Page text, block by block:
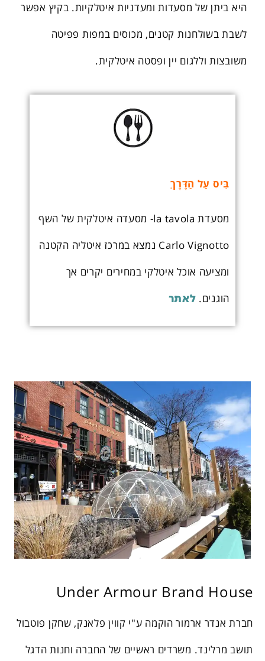
היא ביתן של מסעדות ומעדניות איטלקיות. בקיץ אפשר
לשבת בשולחנות קטנים, מכוסים במפות פפיטה
משובצות וללגום יין ופסטה איטלקית.
בִּיס עַל הַדֶּרֶךְ
מסעדת la tavola- מסעדה איטלקית של השף
Carlo Vignotto נמצא במרכז איטליה הקטנה
ומציעה אוכל איטלקי במחירים יקרים אך
הוגנים. לאתר
Under Armour Brand House
חברת אנדר ארמור הוקמה ע"י קווין פלאנק, שחקן פוטבול
תושב מרלינד. משרדים ראשיים של החברה וחנות הדגל